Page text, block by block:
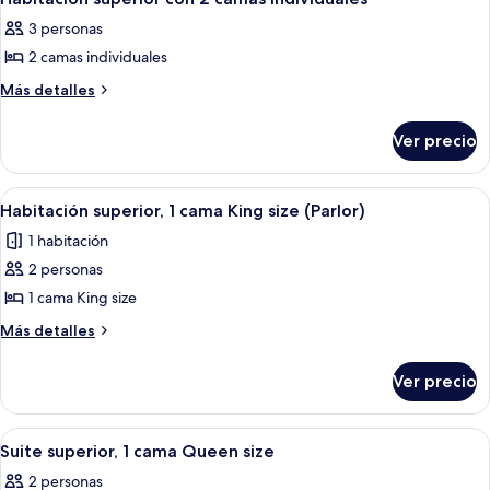
todas
las
fotos
de
con
2
camas
individuales
3 personas
2 camas individuales
Más detalles
Más
superior
con
2
individuales
Ver precio
Abrir
todas
las
fotos
de
Habitación
cama
King
size
(Parlor)
Una cama bien tendida con un
1
Habitación superior, 1 cama King size (Parlor)
1 habitación
2 personas
1 cama King size
Más detalles
Más
superior,
cama
Ver precio
Abrir
todas
Una cama bien tendida con un
1
Suite superior, 1 cama Queen size
2 personas